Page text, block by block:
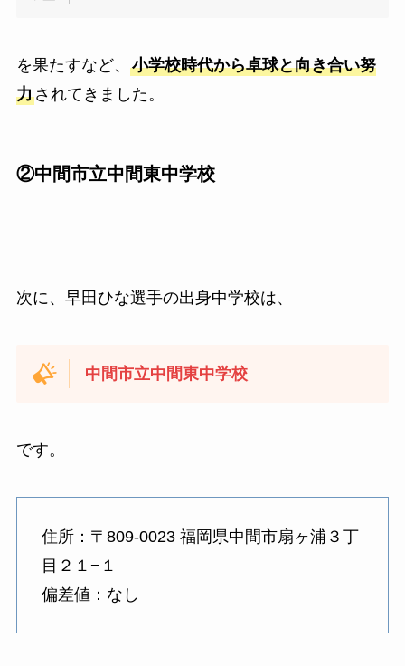
を果たすなど、 小学校時代から卓球と向き合い努
力されてきました。
②中間市立中間東中学校
次に、早田ひな選手の出身中学校は、
中間市立中間東中学校
です。
住所：〒809-0023 福岡県中間市扇ヶ浦３丁
目２１−１
偏差値：なし